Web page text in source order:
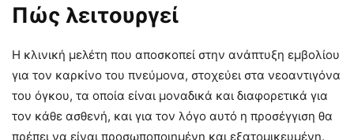
Πώς λειτουργεί
Η κλινική μελέτη που αποσκοπεί στην ανάπτυξη εμβολίου
για τον καρκίνο του πνεύμονα, στοχεύει στα νεοαντιγόνα
του όγκου, τα οποία είναι μοναδικά και διαφορετικά για
τον κάθε ασθενή, και για τον λόγο αυτό η προσέγγιση θα
πρέπει να είναι προσωποποιημένη και εξατομικευμένη.